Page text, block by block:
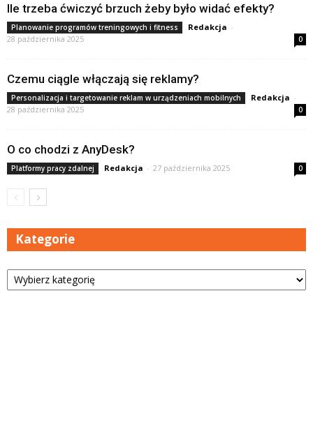
Ile trzeba ćwiczyć brzuch żeby było widać efekty?
Planowanie programów treningowych i fitness Redakcja -
28 października 2025
0
Czemu ciągle włączają się reklamy?
Personalizacja i targetowanie reklam w urządzeniach mobilnych Redakcja -
28 października 2025
0
O co chodzi z AnyDesk?
Platformy pracy zdalnej Redakcja - 27 października 2025 0
Kategorie
Kategorie